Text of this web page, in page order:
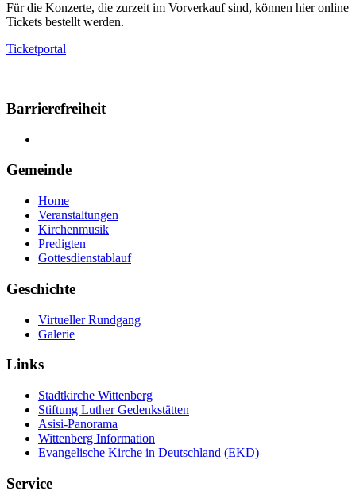
Für die Konzerte, die zurzeit im Vorverkauf sind, können hier online
Tickets bestellt werden.
Ticketportal
Barrierefreiheit
Gemeinde
Home
Veranstaltungen
Kirchenmusik
Predigten
Gottesdienstablauf
Geschichte
Virtueller Rundgang
Galerie
Links
Stadtkirche Wittenberg
Stiftung Luther Gedenkstätten
Asisi-Panorama
Wittenberg Information
Evangelische Kirche in Deutschland (EKD)
Service